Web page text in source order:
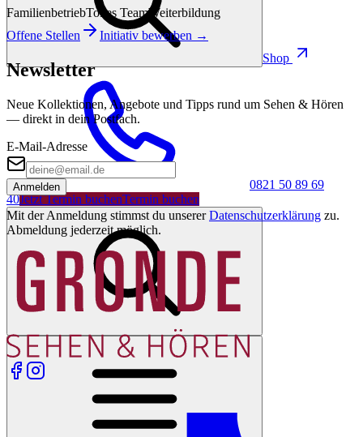
Shop
0821 50 89 69
40Jetzt Termin buchenTermin buchen
FamilienbetriebTolles TeamWeiterbildung
Offene Stellen
Initiativ bewerben →
Newsletter
Neue Kollektionen, Angebote und Tipps rund um Sehen & Hören
— direkt in dein Postfach.
E-Mail-Adresse
Anmelden
Mit der Anmeldung stimmst du unserer Datenschutzerklärung zu.
Abmeldung jederzeit möglich.